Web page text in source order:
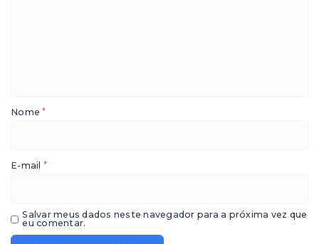
Nome*
E-mail *
Salvar meus dados neste navegador para a próxima vez que
eu comentar.